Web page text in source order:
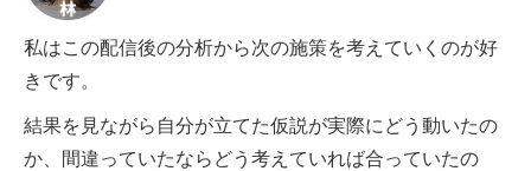
私はこの配信後の分析から次の施策を考えていくのが好
きです。
結果を見ながら自分が立てた仮説が実際にどう動いたの
か、間違っていたならどう考えていれば合っていたの